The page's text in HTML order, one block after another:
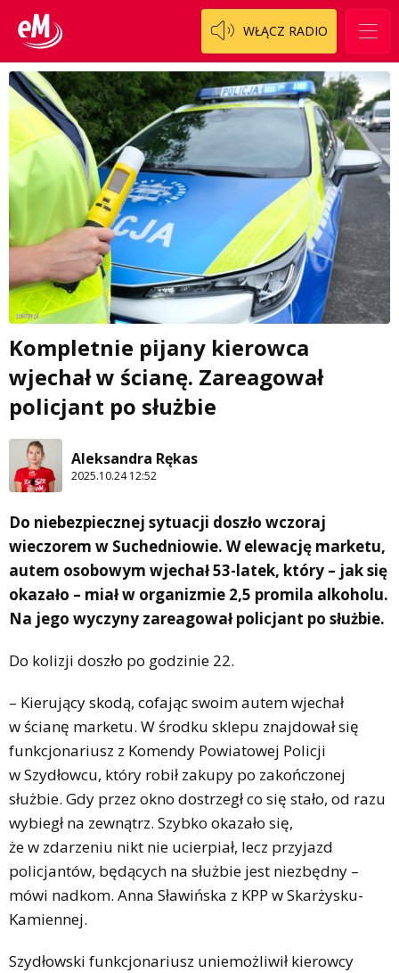
WŁĄCZ RADIO
Kompletnie pijany kierowca
wjechał w ścianę. Zareagował
policjant po służbie
Aleksandra Rękas
2025.10.24 12:52
Do niebezpiecznej sytuacji doszło wczoraj
wieczorem w Suchedniowie. W elewację marketu,
autem osobowym wjechał 53-latek, który – jak się
okazało – miał w organizmie 2,5 promila alkoholu.
Na jego wyczyny zareagował policjant po służbie.
Do kolizji doszło po godzinie 22.
– Kierujący skodą, cofając swoim autem wjechał
w ścianę marketu. W środku sklepu znajdował się
funkcjonariusz z Komendy Powiatowej Policji
w Szydłowcu, który robił zakupy po zakończonej
służbie. Gdy przez okno dostrzegł co się stało, od razu
wybiegł na zewnątrz. Szybko okazało się,
że w zdarzeniu nikt nie ucierpiał, lecz przyjazd
policjantów, będących na służbie jest niezbędny –
mówi nadkom. Anna Sławińska z KPP w Skarżysku-
Kamiennej.
Szydłowski funkcjonariusz uniemożliwił kierowcy